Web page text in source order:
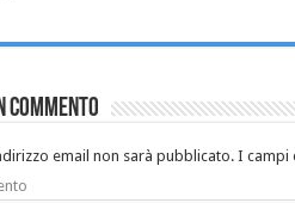
commento
email non sarà pubblicato.I campi